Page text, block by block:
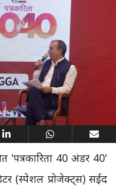
'पत्रकारिता 40 अंडर 40'
(स्पेशल प्रोजेक्ट्स) सईद